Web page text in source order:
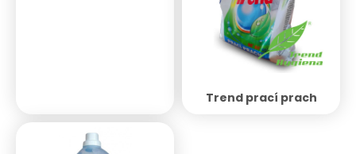
Trend prací prach